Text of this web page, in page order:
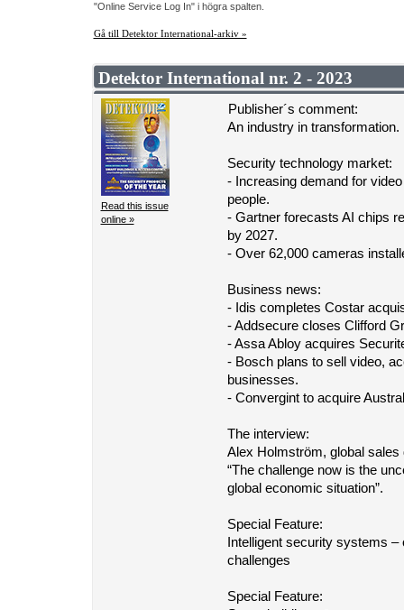
"Online Service Log In" i högra spalten.
Gå till Detektor International-arkiv »
Detektor International nr. 2 - 2023
Read this issue
online »
Publisher´s comment:
An industry in transformation.
Security technology market:
- Increasing demand for
people.
- Gartner forecasts AI chips
by 2027.
- Over 62,000 cameras
Business news:
- Idis completes Costar
- Addsecure closes Clifford
- Assa Abloy acquires
- Bosch plans to sell video,
businesses.
- Convergint to acquire
The interview:
Alex Holmström, global sales
“The challenge now is the
global economic situation”.
Special Feature:
Intelligent security systems
challenges
Special Feature: